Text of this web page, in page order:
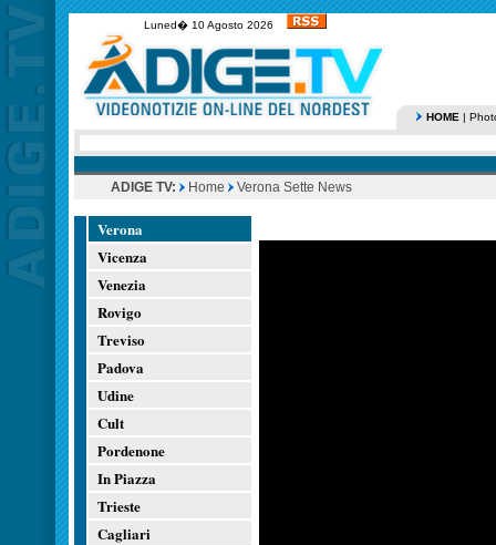
Luned� 10 Agosto 2026
HOME |
ADIGE TV: Home Verona Sette News
Verona
Vicenza
Venezia
Rovigo
Treviso
Padova
Udine
Cult
Pordenone
In Piazza
Trieste
Cagliari